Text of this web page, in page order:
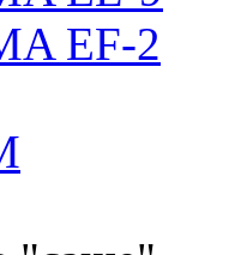
EF-2